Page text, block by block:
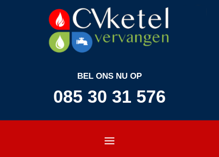
BEL ONS NU OP
085 30 31 576